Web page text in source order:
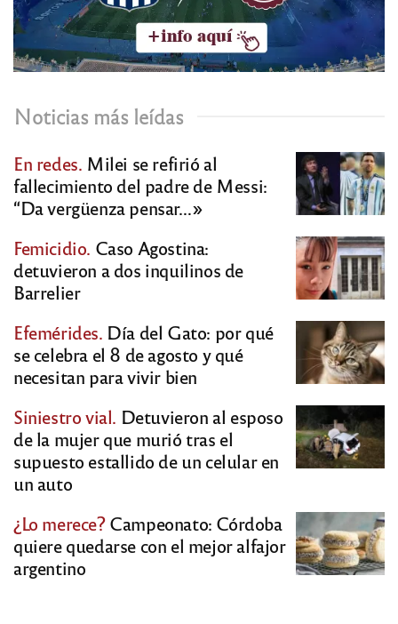
Noticias más leídas
En redes. Milei se refirió al
fallecimiento del padre de Messi:
“Da vergüenza pensar…»
Femicidio. Caso Agostina:
detuvieron a dos inquilinos de
Barrelier
Efemérides. Día del Gato: por qué
se celebra el 8 de agosto y qué
necesitan para vivir bien
Siniestro vial. Detuvieron al esposo
de la mujer que murió tras el
supuesto estallido de un celular en
un auto
¿Lo merece?Campeonato: Córdoba
quiere quedarse con el mejor alfajor
argentino